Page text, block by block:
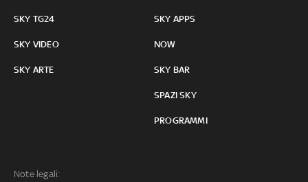
SKY TG24
SKY VIDEO
SKY ARTE
SKY APPS
NOW
SKY BAR
SPAZI SKY
PROGRAMMI
Note legali: